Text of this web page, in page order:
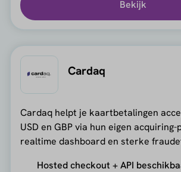
Bekijk
Cardaq
Cardaq helpt je kaartbetalingen
USD en GBP via hun eigen
realtime dashboard en sterke
Hosted checkout + API